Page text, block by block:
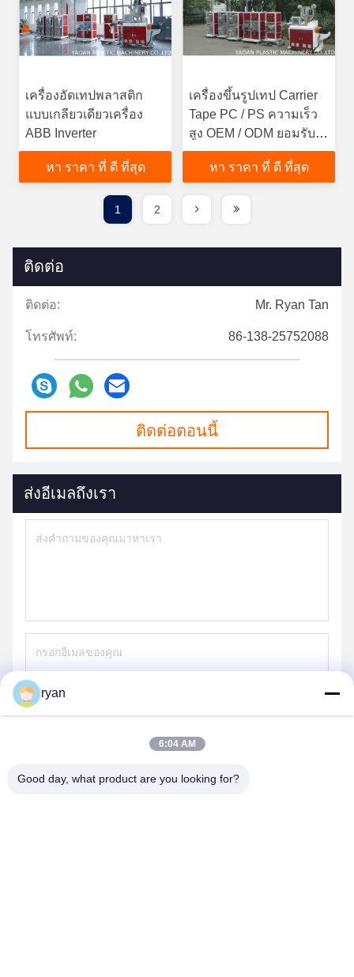
เครื่องอัดเทปพลาสติก
แบบเกลียวเดียวเครื่อง
ABB Inverter
หา ราคา ที่ ดี ที่สุด
เครื่องขึ้นรูปเทป Carrier
Tape PC / PS ความเร็ว
สูง OEM / ODM ยอมรับ
ได้
หา ราคา ที่ ดี ที่สุด
1 2
ติดต่อ
ติดต่อ: Mr. Ryan Tan
โทรศัพท์: 86-138-25752088
ติดต่อตอนนี้
ส่งอีเมลถึงเรา
ryan
6:04 AM
Good day, what product are you looking for?